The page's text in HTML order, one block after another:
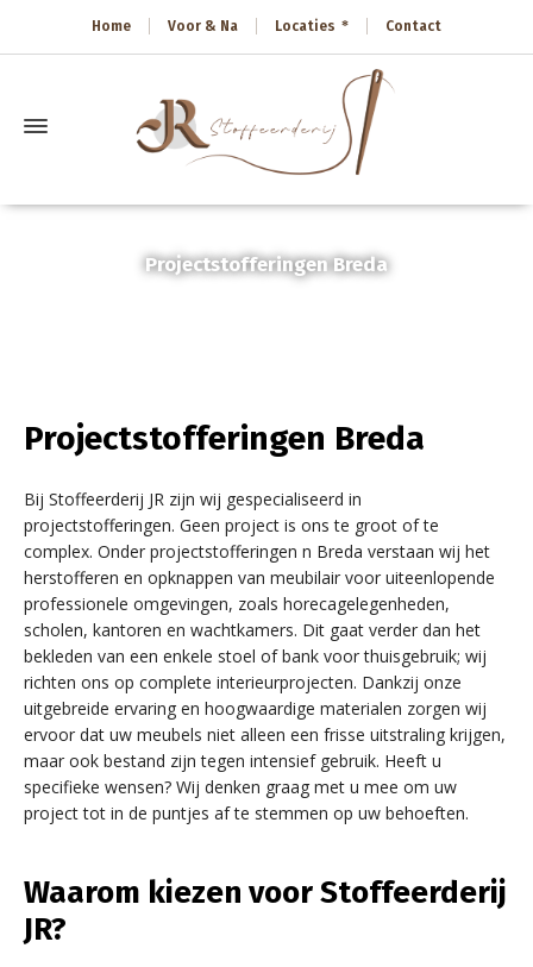
Home Voor & Na Locaties Contact
Projectstofferingen Breda
Projectstofferingen Breda
Bij Stoffeerderij JR zijn wij gespecialiseerd in
projectstofferingen. Geen project is ons te groot of te
complex. Onder projectstofferingen n Breda verstaan wij het
herstofferen en opknappen van meubilair voor uiteenlopende
professionele omgevingen, zoals horecagelegenheden,
scholen, kantoren en wachtkamers. Dit gaat verder dan het
bekleden van een enkele stoel of bank voor thuisgebruik; wij
richten ons op complete interieurprojecten. Dankzij onze
uitgebreide ervaring en hoogwaardige materialen zorgen wij
ervoor dat uw meubels niet alleen een frisse uitstraling krijgen,
maar ook bestand zijn tegen intensief gebruik. Heeft u
specifieke wensen? Wij denken graag met u mee om uw
project tot in de puntjes af te stemmen op uw behoeften.
Waarom kiezen voor Stoffeerderij
JR?